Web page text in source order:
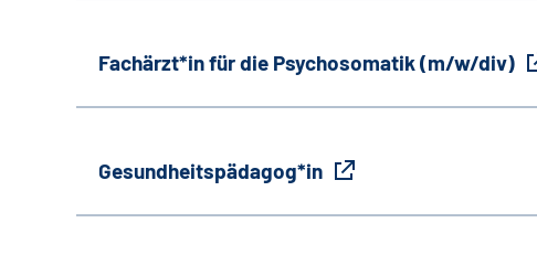
Fachärzt*in für die Psychosomatik (m/w/div)
Gesundheitspädagog*in